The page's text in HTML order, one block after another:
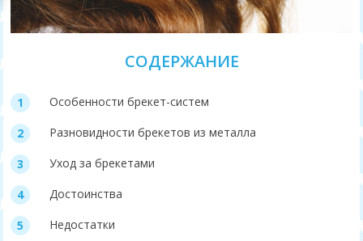
СОДЕРЖАНИЕ
Особенности брекет-систем
Разновидности брекетов из металла
Уход за брекетами
Достоинства
Недостатки